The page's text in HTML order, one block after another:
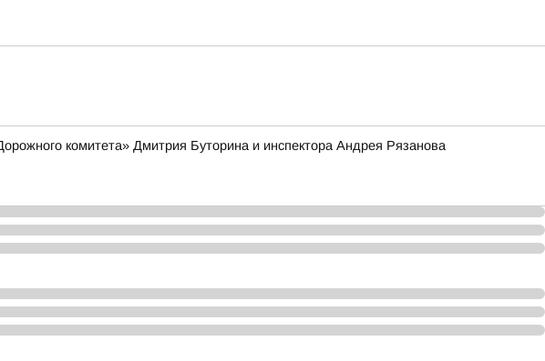
комитета» Дмитрия Буторина и инспектора Андрея Рязанова